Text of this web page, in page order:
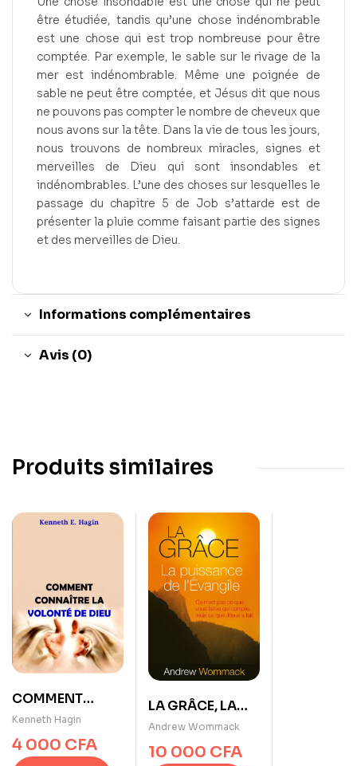
être étudiée, tandis qu’une chose indénombrable
est une chose qui est trop nombreuse pour être
comptée. Par exemple, le sable sur le rivage de la
mer est indénombrable. Même une poignée de
sable ne peut être comptée, et Jésus dit que nous
ne pouvons pas compter le nombre de cheveux que
nous avons sur la tête. Dans la vie de tous les jours,
nous trouvons de nombreux miracles, signes et
merveilles de Dieu qui sont insondables et
indénombrables. L’une des choses sur lesquelles le
passage du chapitre 5 de Job s’attarde est de
présenter la pluie comme faisant partie des signes
et des merveilles de Dieu.
Informations complémentaires
Avis (0)
Produits similaires
COMMENT
CONNAÎTRE LA
VOLONTÉ DE
DIEU
Kenneth Hagin
4 000 CFA
LA GRÂCE, LA
PUISSANCE DE
L’ÉVANGILE
Andrew Wommack
10 000 CFA